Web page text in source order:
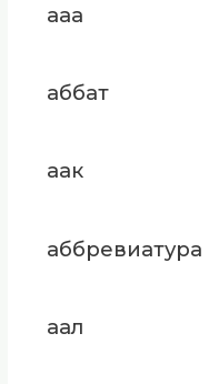
ааа
аббат
аак
аббревиатура
аал